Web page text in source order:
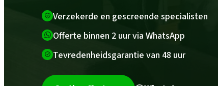
Verzekerde en gescreende specialisten
Offerte binnen 2 uur via WhatsApp
Tevredenheidsgarantie van 48 uur